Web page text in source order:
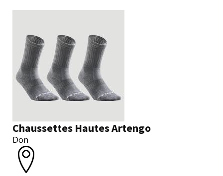
Chaussettes Hautes Artengo
Don